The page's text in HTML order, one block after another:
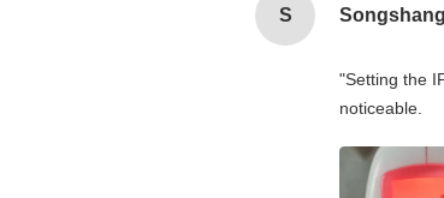
S Songshang
"Setting the
noticeable.